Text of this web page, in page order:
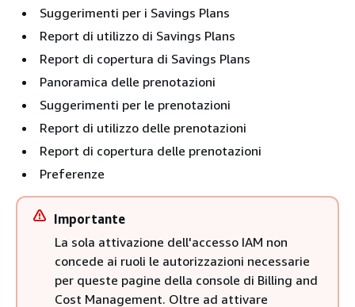
Suggerimenti per i Savings Plans
Report di utilizzo di Savings Plans
Report di copertura di Savings Plans
Panoramica delle prenotazioni
Suggerimenti per le prenotazioni
Report di utilizzo delle prenotazioni
Report di copertura delle prenotazioni
Preferenze
Importante
La sola attivazione dell'accesso IAM non
concede ai ruoli le autorizzazioni necessarie
per queste pagine della console di Billing and
Cost Management. Oltre ad attivare